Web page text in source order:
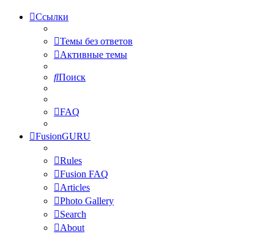
Ссылки
Темы без ответов
Активные темы
Поиск
FAQ
FusionGURU
Rules
Fusion FAQ
Articles
Photo Gallery
Search
About